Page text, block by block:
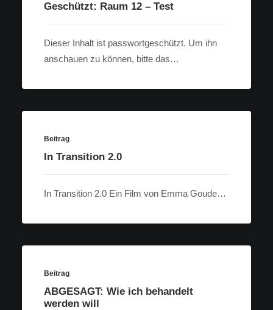
Geschützt: Raum 12 – Test
Dieser Inhalt ist passwortgeschützt. Um ihn
anschauen zu können, bitte das…
Beitrag
In Transition 2.0
In Transition 2.0 Ein Film von Emma Goude…
Beitrag
ABGESAGT: Wie ich behandelt
werden will